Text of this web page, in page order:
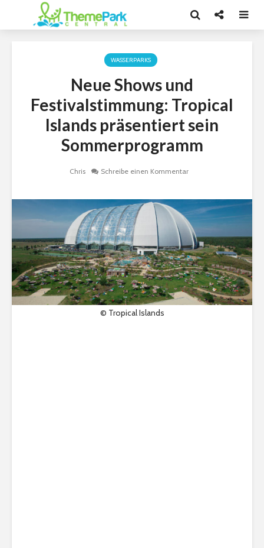
WASSERPARKS
Neue Shows und
Festivalstimmung: Tropical
Islands präsentiert sein
Sommerprogramm
Chris Schreibe einen Kommentar
© Tropical Islands